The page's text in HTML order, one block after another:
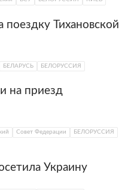
поездку Тихановской
БЕЛАРУСЬ БЕЛОРУССИЯ
на приезд
Совет Федерации
БЕЛОРУССИЯ
Украину